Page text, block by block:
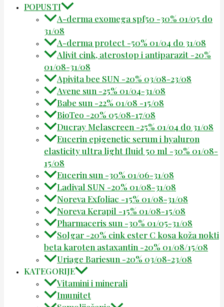
POPUSTI
A-derma exomega spf50 -30% 01/05 do
31/08
A-derma protect -50% 01/04 do 31/08
Alivit cink, aterostop i antiparazit -20%
01/08-31/08
Apivita bee SUN -20% 03/08-23/08
Avene sun -25% 01/04-31/08
Babe sun -22% 01/08 -15/08
BioTeo -20% 05/08-17/08
Ducray Melascreen -25% 01/04 do 31/08
Eucerin epigenetic serum i hyaluron
elasticity ultra light fluid 50 ml -30% 01/08-
15/08
Eucerin sun -30% 01/06-31/08
Ladival SUN -20% 01/08-31/08
Noreva Exfoliac -15% 01/08-31/08
Noreva Kerapil -15% 01/08-15/08
Pharmaceris sun -30% 01/05-31/08
Solgar -20% cink ester C kosa koža nokti
beta karoten astaxantin -20% 01/08/15/08
Uriage Bariesun -20% 03/08-23/08
KATEGORIJE
Vitamini i minerali
Imunitet